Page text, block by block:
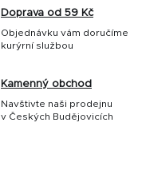
Doprava od 59 Kč
Objednávku vám doručíme
kurýrní službou
Kamenný obchod
Navštivte naši prodejnu
v Českých Budějovicích